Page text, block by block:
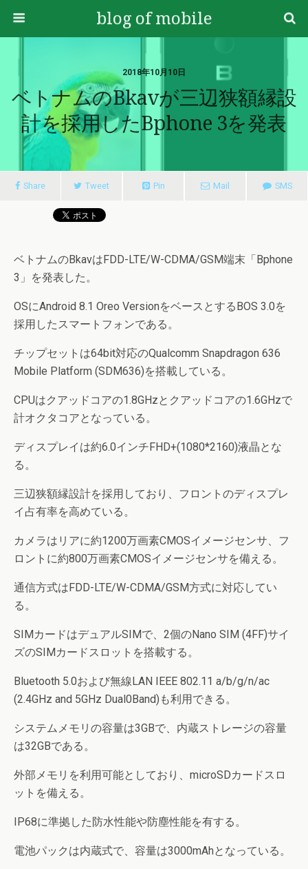
blog of mobile
2018年10月10日
ベトナムのBkavが三辺狭額縁設
計を採用したBphone 3を発表
Share Tweet Pin Mail SMS
ベトナムのBkavはFDD-LTE/W-CDMA/GSM端末「Bphone
3」を発表した。
OSにAndroid 8.1 Oreo VersionをベースとするBOS 3.0を
採用したスマートフォンである。
チップセットは64bit対応のQualcomm Snapdragon 636
Mobile Platform (SDM636)を搭載している。
CPUはクアッドコアの1.8GHzとクアッドコアの1.6GHzで
計オクタコアとなっている。
ディスプレイは約6.0インチFHD+(1080*2160)液晶とな
る。
三辺狭額縁設計を採用しており、フロントのディスプレ
イ占有率を高めている。
カメラはリアに約1200万画素CMOSイメージセンサ、フ
ロントに約800万画素CMOSイメージセンサを備える。
通信方式はFDD-LTE/W-CDMA/GSM方式に対応してい
る。
SIMカードはデュアルSIMで、2個のNano SIM (4FF)サイ
ズのSIMカードスロットを搭載する。
Bluetooth 5.0および無線LAN IEEE 802.11 a/b/g/n/ac
(2.4GHz and 5GHz Dual0Band)も利用できる。
システムメモリの容量は3GBで、内蔵ストレージの容量
は32GBである。
外部メモリを利用可能としており、microSDカードスロ
ットを備える。
IP68に準拠した防水性能や防塵性能を有する。
電池パックは内蔵式で、容量は3000mAhとなっている。